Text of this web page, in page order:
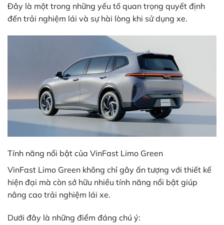
Đây là một trong những yếu tố quan trọng quyết định
đến trải nghiệm lái và sự hài lòng khi sử dụng xe.
Tính năng nổi bật của VinFast Limo Green
VinFast Limo Green không chỉ gây ấn tượng với thiết kế
hiện đại mà còn sở hữu nhiều tính năng nổi bật giúp
nâng cao trải nghiệm lái xe.
Dưới đây là những điểm đáng chú ý: